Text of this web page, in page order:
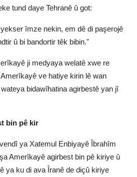
tund daye Tehranê û got:
îmze nekin, em dê di paşerojê
û bi bandortir têk bibin."
ji medyaya welatê xwe re
ve hatiye kirin lê wan
bidawîhatina agirbestê yan jî
bin pê kir
ya Xatemul Enbiyayê Îbrahîm
Amerîkayê agirbest bin pê kiriye û
ya ku di ava Îranê de diçû kiriye